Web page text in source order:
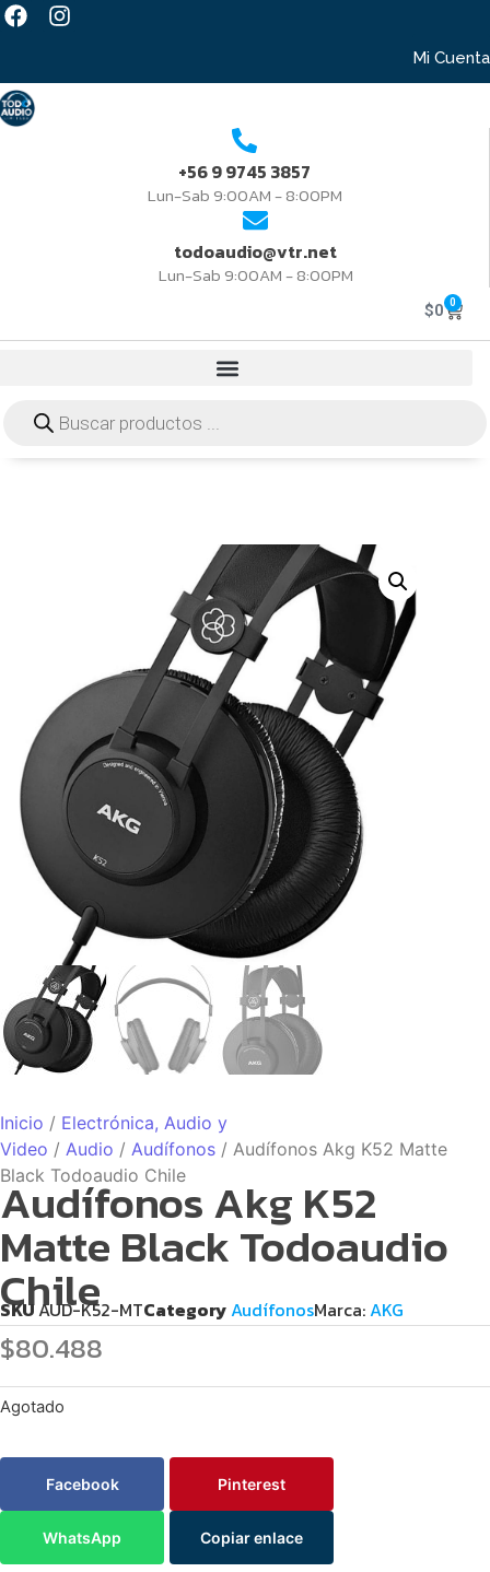
Mi Cuenta
+56 9 9745 3857
Lun-Sab 9:00AM - 8:00PM
todoaudio@vtr.net
Lun-Sab 9:00AM - 8:00PM
$0 0
Inicio / Electrónica, Audio y
Video / Audio / Audífonos / Audífonos Akg K52 Matte
Black Todoaudio Chile
Audífonos Akg K52
Matte Black Todoaudio
Chile
SKUAUD-K52-MTCategoryAudífonosMarca:AKG
$80.488
Agotado
Facebook Pinterest
WhatsApp Copiar enlace